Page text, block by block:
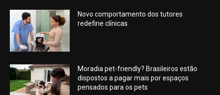
Novo comportamento dos tutores
redefine clínicas
Moradia pet-friendly? Brasileiros estão
dispostos a pagar mais por espaços
pensados para os pets